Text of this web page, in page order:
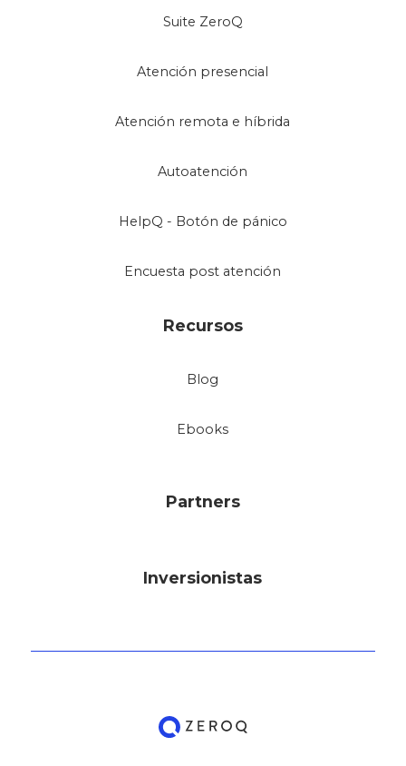
Suite ZeroQ
Atención presencial
Atención remota e híbrida
Autoatención
HelpQ - Botón de pánico
Encuesta post atención
Recursos
Blog
Ebooks
Partners
Inversionistas